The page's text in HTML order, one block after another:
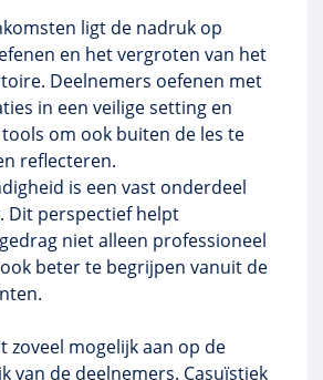
ligt de nadruk op
en het vergroten van het
Deelnemers oefenen met
in een veilige setting en
om ook buiten de les te
reflecteren.
is een vast onderdeel
Dit perspectief helpt
niet alleen professioneel
beter te begrijpen vanuit de
zoveel mogelijk aan op de
van de deelnemers. Casuïstiek